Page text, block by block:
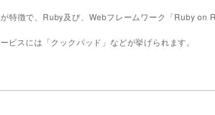
特徴で、Ruby及び、Webフレームワーク「Ruby on
スには「クックパッド」などが挙げられます。